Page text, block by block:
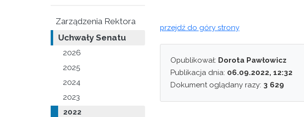
Zarządzenia Rektora
Uchwały Senatu
2026
2025
2024
2023
2022
przejdź do góry strony
Opublikował: Dorota Pawłowicz
Publikacja dnia: 06.09.2022, 12:32
Dokument oglądany razy: 3 629